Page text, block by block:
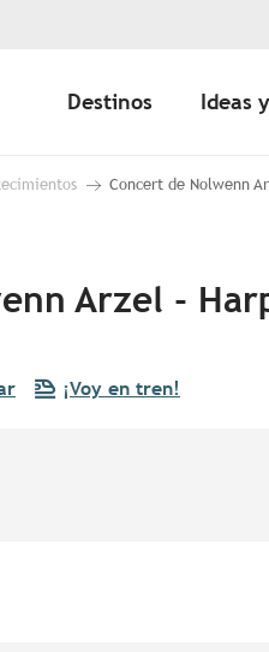
Destinos Ideas
Concert de Nolwenn
Arzel -
¡Voy en tren!